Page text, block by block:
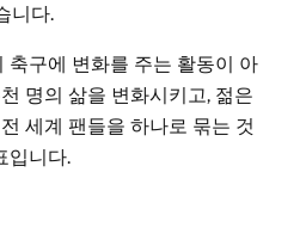
니다.
축구에 변화를 주는 활동이 아
명의 삶을 변화시키고, 젊은
세계 팬들을 하나로 묶는 것
입니다.